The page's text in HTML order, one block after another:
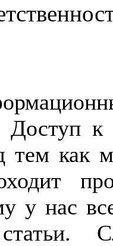
Доступ
тем как
у нас
статьи.